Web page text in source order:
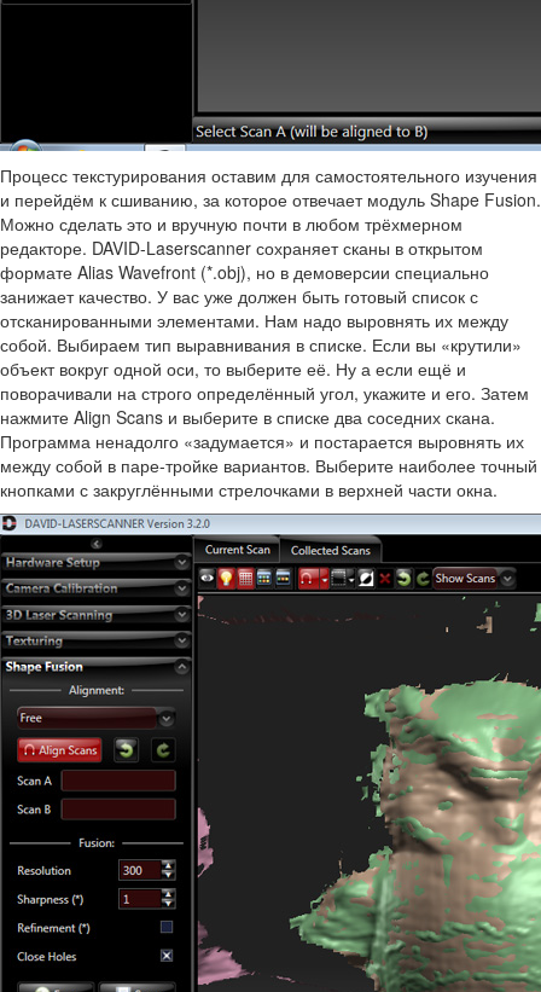
Процесс текстурирования оставим для самостоятельного изучения
и перейдём к сшиванию, за которое отвечает модуль Shape Fusion.
Можно сделать это и вручную почти в любом трёхмерном
редакторе. DAVID-Laserscanner сохраняет сканы в открытом
формате Alias Wavefront (*.obj), но в демоверсии специально
занижает качество. У вас уже должен быть готовый список с
отсканированными элементами. Нам надо выровнять их между
собой. Выбираем тип выравнивания в списке. Если вы «крутили»
объект вокруг одной оси, то выберите её. Ну а если ещё и
поворачивали на строго определённый угол, укажите и его. Затем
нажмите Align Scans и выберите в списке два соседних скана.
Программа ненадолго «задумается» и постарается выровнять их
между собой в паре-тройке вариантов. Выберите наиболее точный
кнопками с закруглёнными стрелочками в верхней части окна.